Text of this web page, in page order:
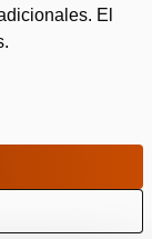
El